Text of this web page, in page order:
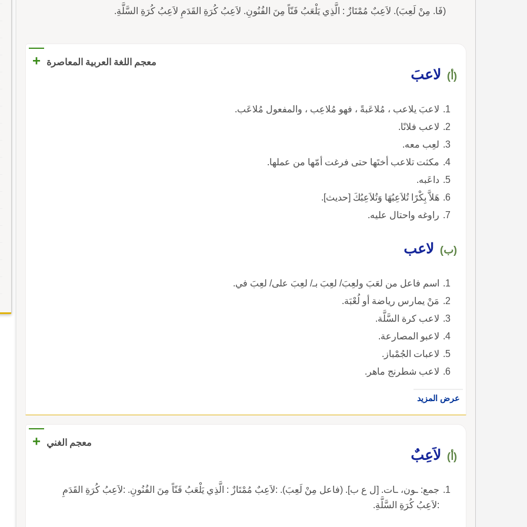
(فَا. مِنْ لَعِبَ). لاَعِبٌ مُمْتَازٌ : الَّذِي يَلْعَبُ فَنّاً مِنَ الفُنُونِ. لاَعِبُ كُرَةِ القَدَمِ لاَعِبُ كُرَةِ السَّلَّةِ.
معجم اللغة العربية المعاصرة +
(أ) لاعبَ
لاعبَ يلاعب ، مُلاعَبةً ، فهو مُلاعِب ، والمفعول مُلاعَب.
لاعب فلانًا.
لعِب معه.
مكثت تلاعب أختَها حتى فرغت أمّها من عملها.
داعَبه.
هَلاَّ بِكْرًا تُلاَعِبُهَا وَتُلاَعِبُكَ [حديث].
راوغه واحتال عليه.
(ب) لاعب
اسم فاعل من لعَبَ ولعِبَ/ لعِبَ بـ/ لعِبَ على/ لعِبَ في.
مَنْ يمارس رياضة أو لُعْبَة.
لاعب كرة السَّلَّة.
لاعبو المصارعة.
لاعبات الجُمْباز.
لاعب شطرنج ماهر.
عرض المزيد
معجم الغني +
(أ) لاَعِبٌ
جمع: ـون، ـات. [ل ع ب]. (فاعل مِنْ لَعِبَ). :لاَعِبٌ مُمْتَازٌ : الَّذِي يَلْعَبُ فَنّاً مِنَ الفُنُونِ. :لاَعِبُ كُرَةِ القَدَمِ
:لاَعِبُ كُرَةِ السَّلَّةِ.